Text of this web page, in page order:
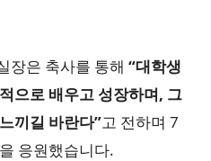
장은 축사를 통해 “대학생
으로 배우고 성장하며, 그
끼길 바란다”고 전하며 7
응원했습니다.